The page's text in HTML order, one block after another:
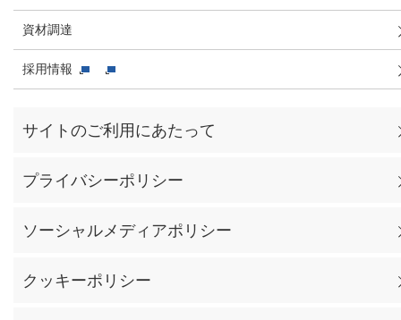
資材調達
採用情報
サイトのご利用にあたって
プライバシーポリシー
ソーシャルメディアポリシー
クッキーポリシー